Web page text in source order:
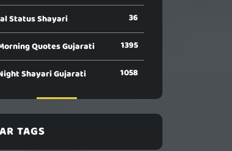
Status Shayari 36
Quotes Gujarati 1395
Shayari Gujarati 1058
TAGS